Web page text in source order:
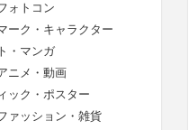
ォトコン
ーク・キャラクター
・マンガ
ニメ・動画
ック・ポスター
ァッション・雑貨